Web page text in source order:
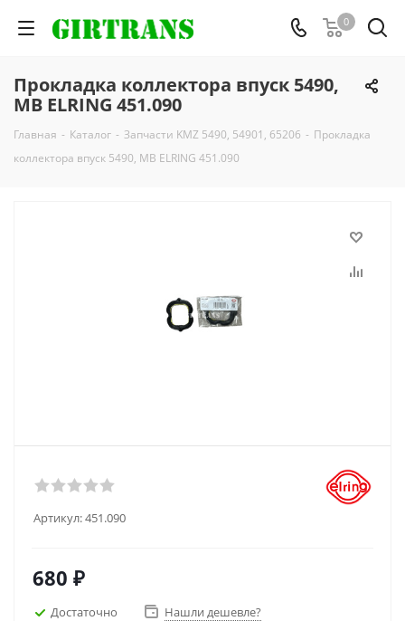
0
Прокладка коллектора впуск 5490,
MB ELRING 451.090
Главная - Каталог - Запчасти KMZ 5490, 54901, 65206 - Прокладка
коллектора впуск 5490, MB ELRING 451.090
Артикул:451.090
680 ₽
Достаточно Нашли дешевле?